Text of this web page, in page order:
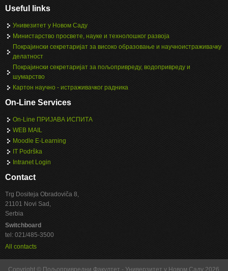
Useful links
Унивезитет у Новом Саду
Министарство просвете, науке и технолошког развоја
Покрајински секретаријат за високо образовање и научноистраживачку
делатност
Покрајински секретаријат за пољопривреду, водопривреду и
шумарство
Картон научно - истраживачког радника
On-Line Services
On-Line ПРИЈАВА ИСПИТА
WEB MAIL
Moodle E-Learning
IT Podrška
Intranet Login
Contact
Trg Dositeja Obradoviča 8,
21101 Novi Sad,
Serbia
Switchboard
tel: 021/485-3500
All contacts
Copyright © Пољопривредни Факултет - Универзитет у Новом Саду 2026